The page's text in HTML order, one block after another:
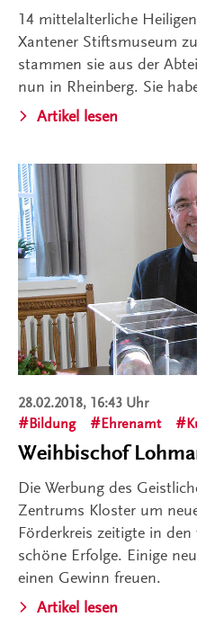
14 mittelalterliche
Xantener Stiftsmuseum
stammen sie aus der
nun in Rheinberg. Sie
Artikel lesen
28.02.2018, 16:43 Uhr
Bildung
Ehrenamt
Weihbischof
Die Werbung des
Zentrums Kloster um
Förderkreis zeitigte in
schöne Erfolge. Einige
einen Gewinn freuen.
Artikel lesen